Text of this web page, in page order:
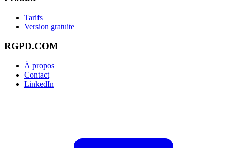
Tarifs
Version gratuite
RGPD.COM
À propos
Contact
LinkedIn